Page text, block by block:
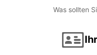
Was sollten